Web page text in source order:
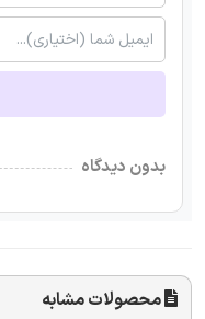
بدون دیدگاه
محصولات مشابه